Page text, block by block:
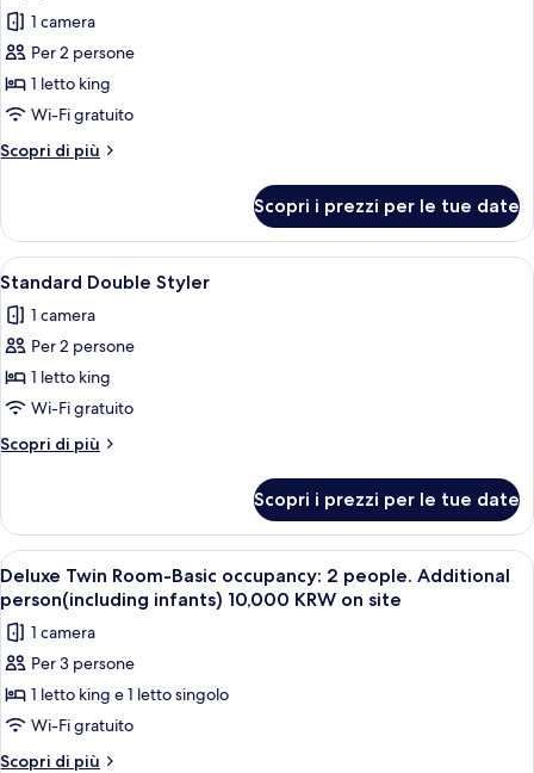
le
foto
per
Doppia
Standard
1 camera
Per 2 persone
1 letto king
Wi-Fi gratuito
Scopri di più
Altri
Standard
Scopri i prezzi per le tue date
Apri
tutte
le
foto
per
Standard
Double
Styler
Una camera d'albergo con un letto,
12
Standard Double Styler
1 camera
Per 2 persone
1 letto king
Wi-Fi gratuito
Scopri di più
Altri
Double
Styler
Scopri i prezzi per le tue date
Apri
tutte
le
foto
per
Deluxe
Twin
Room-
Una camera d'albergo con due letti,
12
Deluxe Twin Room-Basic occupancy: 2 people. Additional
person(including infants) 10,000 KRW on site
1 camera
Per 3 persone
1 letto king e 1 letto singolo
Wi-Fi gratuito
Scopri di più
Altri